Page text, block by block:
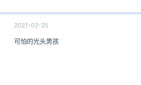
2021-02-25
可怕的光头男孩